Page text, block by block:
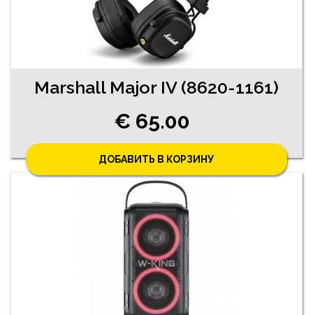
Marshall Major IV (8620-1161)
€ 65.00
ДОБАВИТЬ В КОРЗИНУ